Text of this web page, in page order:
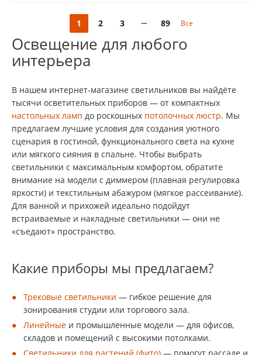
1 2 3 89 Все
Освещение для любого
интерьера
В нашем интернет-магазине светильников вы найдёте
тысячи осветительных приборов — от компактных
настольных ламп до роскошных потолочных люстр. Мы
предлагаем лучшие условия для создания уютного
сценария в гостиной, функционального света на кухне
или мягкого сияния в спальне. Чтобы выбрать
светильники с максимальным комфортом, обратите
внимание на модели с диммером (плавная регулировка
яркости) и текстильным абажуром (мягкое рассеивание).
Для ванной и прихожей идеально подойдут
встраиваемые и накладные светильники — они не
«съедают» пространство.
Какие приборы мы предлагаем?
Трековые светильники — гибкое решение для
зонирования студии или торгового зала.
Линейные и промышленные модели — для офисов,
складов и помещений с высокими потолками.